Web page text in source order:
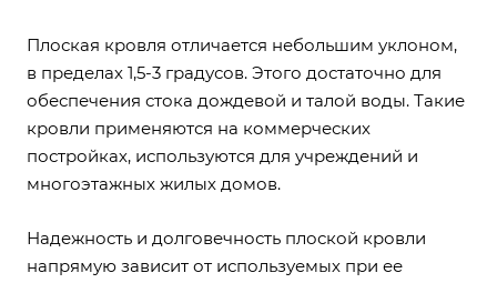
Плоская кровля отличается небольшим уклоном,
в пределах 1,5-3 градусов. Этого достаточно для
обеспечения стока дождевой и талой воды. Такие
кровли применяются на коммерческих
постройках, используются для учреждений и
многоэтажных жилых домов.
Надежность и долговечность плоской кровли
напрямую зависит от используемых при ее